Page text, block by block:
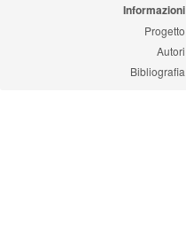
Informazioni
Progetto
Autori
Bibliografia